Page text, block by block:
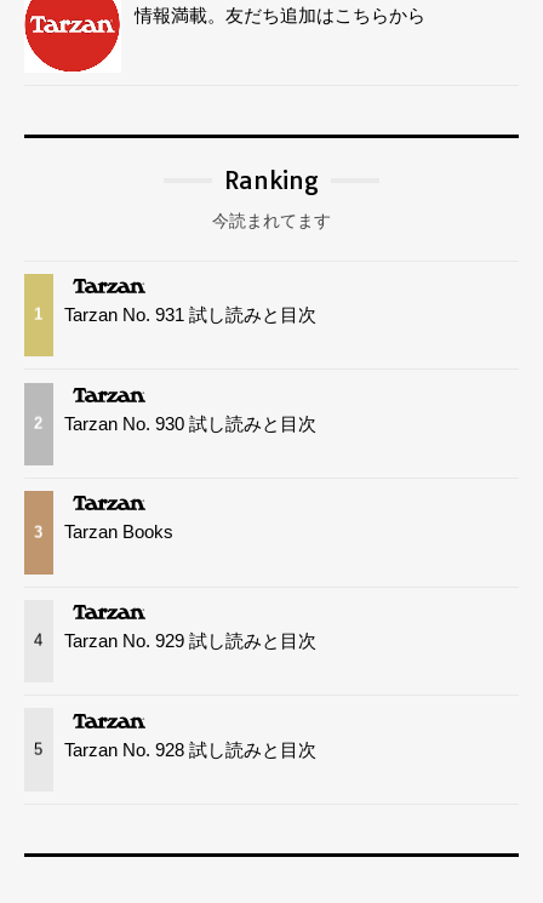
情報満載。友だち追加はこちらから
Ranking
今読まれてます
1 Tarzan No. 931 試し読みと目次
2 Tarzan No. 930 試し読みと目次
3 Tarzan Books
4 Tarzan No. 929 試し読みと目次
5 Tarzan No. 928 試し読みと目次